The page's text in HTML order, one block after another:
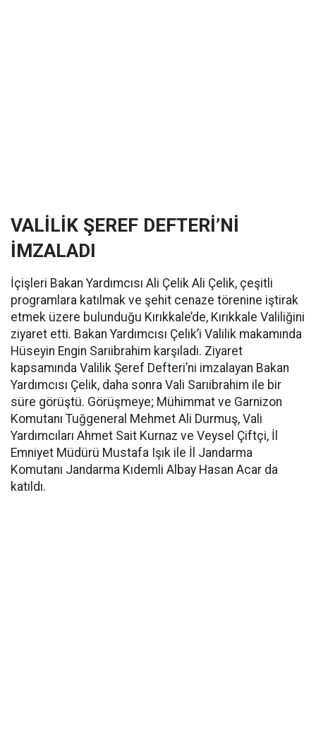
VALİLİK ŞEREF DEFTERİ’Nİ
İMZALADI
İçişleri Bakan Yardımcısı Ali Çelik Ali Çelik, çeşitli
programlara katılmak ve şehit cenaze törenine iştirak
etmek üzere bulunduğu Kırıkkale’de, Kırıkkale Valiliğini
ziyaret etti. Bakan Yardımcısı Çelik’i Valilik makamında
Hüseyin Engin Sarıibrahim karşıladı. Ziyaret
kapsamında Valilik Şeref Defteri’ni imzalayan Bakan
Yardımcısı Çelik, daha sonra Vali Sarıibrahim ile bir
süre görüştü. Görüşmeye; Mühimmat ve Garnizon
Komutanı Tuğgeneral Mehmet Ali Durmuş, Vali
Yardımcıları Ahmet Sait Kurnaz ve Veysel Çiftçi, İl
Emniyet Müdürü Mustafa Işık ile İl Jandarma
Komutanı Jandarma Kıdemli Albay Hasan Acar da
katıldı.